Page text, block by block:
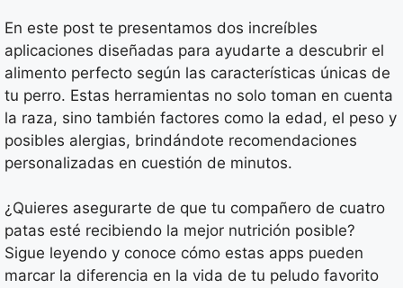
En este post te presentamos dos increíbles
aplicaciones diseñadas para ayudarte a descubrir el
alimento perfecto según las características únicas de
tu perro. Estas herramientas no solo toman en cuenta
la raza, sino también factores como la edad, el peso y
posibles alergias, brindándote recomendaciones
personalizadas en cuestión de minutos.
¿Quieres asegurarte de que tu compañero de cuatro
patas esté recibiendo la mejor nutrición posible?
Sigue leyendo y conoce cómo estas apps pueden
marcar la diferencia en la vida de tu peludo favorito